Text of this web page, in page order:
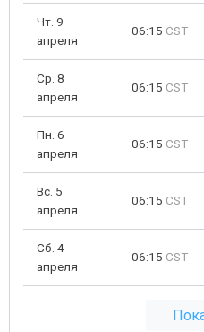
Чт. 9
апреля
06:15 CST
Ср. 8
апреля
06:15 CST
Пн. 6
апреля
06:15 CST
Вс. 5
апреля
06:15 CST
Сб. 4
апреля
06:15 CST